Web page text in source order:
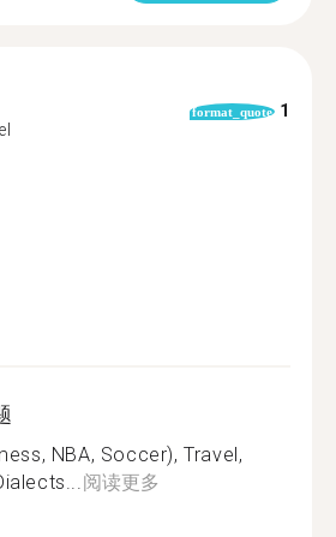
format_quote 1
NBA, Soccer), Travel,
阅读更多